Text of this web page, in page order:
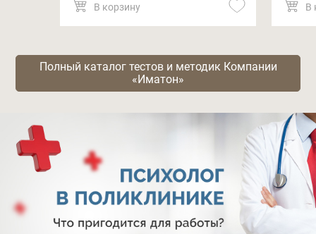
В корзину В
Полный каталог тестов и методик Компании
«Иматон»
Афиша